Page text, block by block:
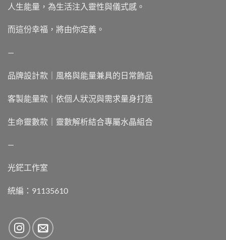
人生能量，為生活注入靈性與儀式感。
而這份幸福，將由你定義。
—
品牌設計款｜風格與能量兼具的日常飾品
客製能量款｜依個人狀況與需求量身打造
生命靈數款｜靈數解析結合專屬水晶組合
—
光鋩工作室
統編：91135610